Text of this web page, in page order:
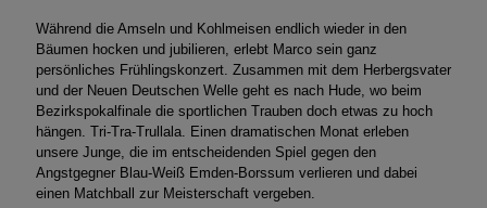
Während die Amseln und Kohlmeisen endlich wieder in den
Bäumen hocken und jubilieren, erlebt Marco sein ganz
persönliches Frühlingskonzert. Zusammen mit dem Herbergsvater
und der Neuen Deutschen Welle geht es nach Hude, wo beim
Bezirkspokalfinale die sportlichen Trauben doch etwas zu hoch
hängen. Tri-Tra-Trullala. Einen dramatischen Monat erleben
unsere Junge, die im entscheidenden Spiel gegen den
Angstgegner Blau-Weiß Emden-Borssum verlieren und dabei
einen Matchball zur Meisterschaft vergeben.